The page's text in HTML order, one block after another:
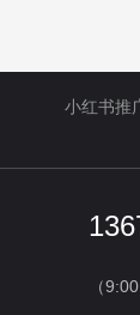
小红书推
（